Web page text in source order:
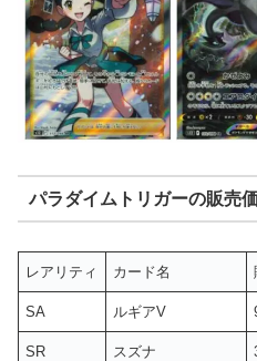
パラダイムトリガーの販売
レアリティ カード名
SA ルギアV
SR スズナ